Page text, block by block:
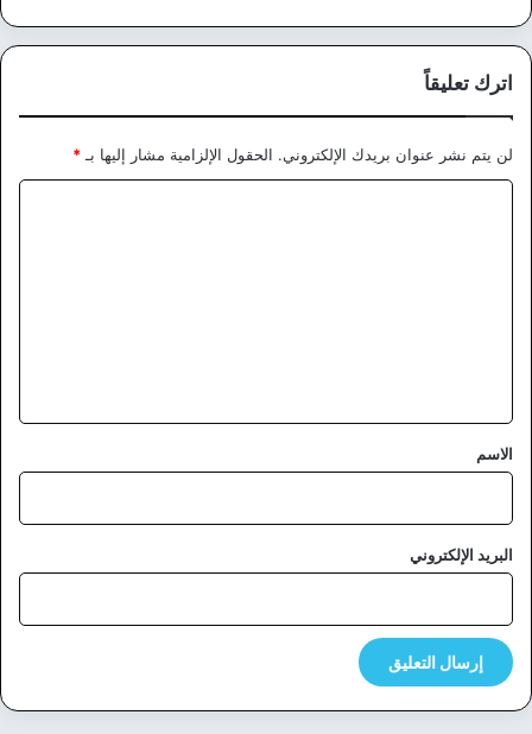
اترك تعليقاً
لن يتم نشر عنوان بريدك الإلكتروني. الحقول الإلزامية مشار إليها بـ *
*
الاسم
البريد الإلكتروني